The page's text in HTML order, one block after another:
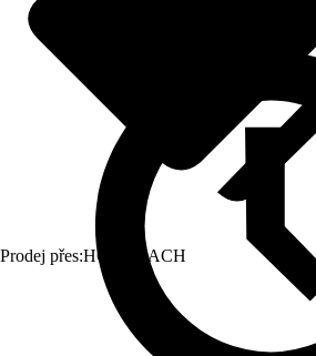
Prodej přes:HORNBACH